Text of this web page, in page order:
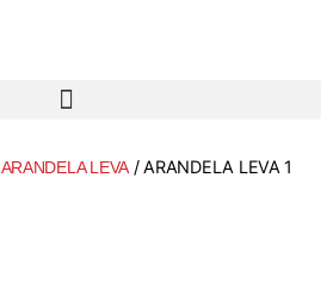
ARANDELA LEVA / ARANDELA LEVA 1